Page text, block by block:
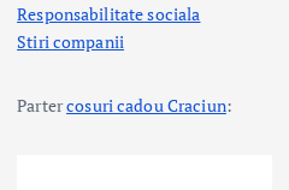
Responsabilitate sociala
Stiri companii
Partercosuri cadou Craciun: